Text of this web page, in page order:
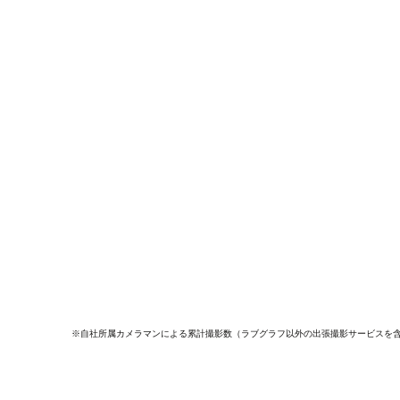
※自社所属カメラマンによる累計撮影数（ラブグラフ以外の出張撮影サービスを